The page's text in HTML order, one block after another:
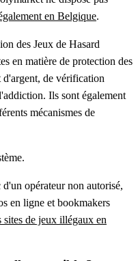
en Belgique.
des Jeux de Hasard
en matière de protection des
de vérification
Ils sont également
mécanismes de
opérateur non autorisé,
en ligne et bookmakers
sites de jeux illégaux en